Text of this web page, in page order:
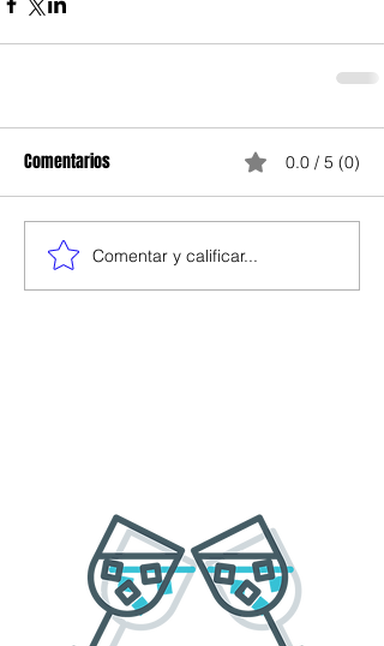
Comentarios 0.0 / 5 (0)
Comentar y calificar...